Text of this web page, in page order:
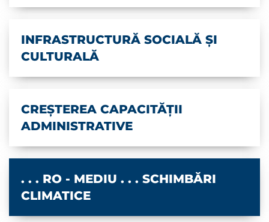
INFRASTRUCTURĂ SOCIALĂ ȘI
CULTURALĂ
CREȘTEREA CAPACITĂȚII
ADMINISTRATIVE
. . . RO - MEDIU . . . SCHIMBĂRI
CLIMATICE